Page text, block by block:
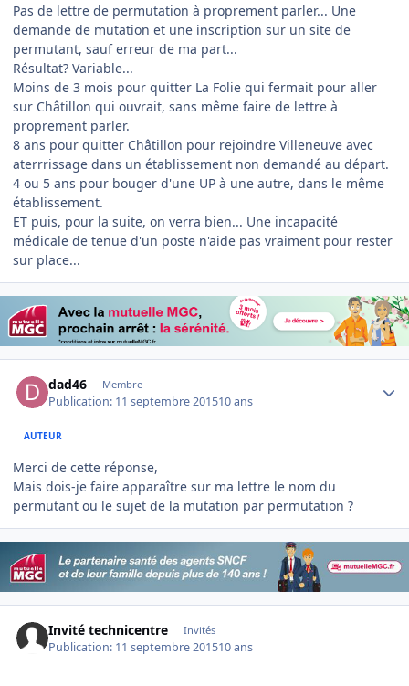
Pas de lettre de permutation à proprement parler... Une
demande de mutation et une inscription sur un site de
permutant, sauf erreur de ma part...
Résultat? Variable...
Moins de 3 mois pour quitter La Folie qui fermait pour aller
sur Châtillon qui ouvrait, sans même faire de lettre à
proprement parler.
8 ans pour quitter Châtillon pour rejoindre Villeneuve avec
aterrrissage dans un établissement non demandé au départ.
4 ou 5 ans pour bouger d'une UP à une autre, dans le même
établissement.
ET puis, pour la suite, on verra bien... Une incapacité
médicale de tenue d'un poste n'aide pas vraiment pour rester
sur place...
dad46 Membre
Publication: 11 septembre 201510 ans
AUTEUR
Merci de cette réponse,
Mais dois-je faire apparaître sur ma lettre le nom du
permutant ou le sujet de la mutation par permutation ?
Invité technicentre Invités
Publication: 11 septembre 201510 ans